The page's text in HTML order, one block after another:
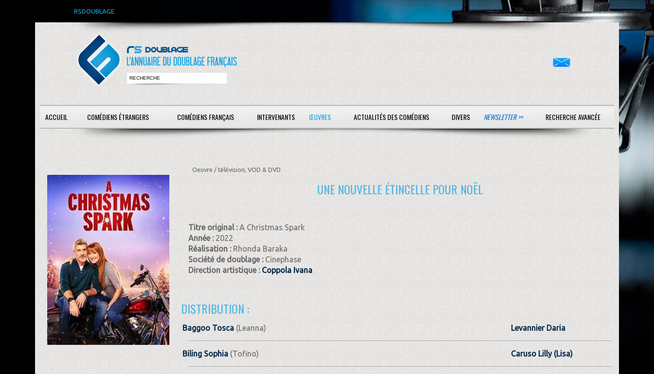
RSDOUBLAGE
ACCUEIL COMÉDIENS ÉTRANGERS COMÉDIENS FRANÇAIS INTERVENANTS ŒUVRES ACTUALITÉS DES COMÉDIENS DIVERS NEWSLETTER >> RECHERCHE AVANCÉE
Oeuvre / télévision, VOD & DVD
UNE NOUVELLE ÉTINCELLE POUR NOËL
Titre original :A Christmas Spark
Année :2022
Réalisation :Rhonda Baraka
Société de doublage :Cinephase
Direction artistique : Coppola Ivana
DISTRIBUTION :
Baggoo Tosca(Leanna) Levannier Daria
Biling Sophia(Tofino) Caruso Lilly (Lisa)